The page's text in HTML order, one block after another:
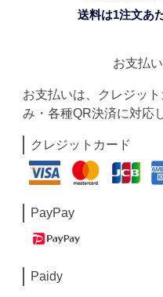
送料は1注文あ
お支払
お支払いは、クレジッ
み・各種QR決済に対応
クレジットカード
PayPay
Paidy